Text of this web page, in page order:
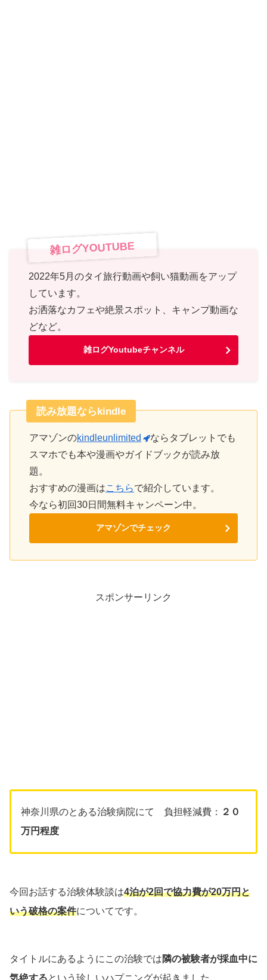
雑ログYOUTUBE
2022年5月のタイ旅行動画や飼い猫動画をアップ
しています。
お洒落なカフェや絶景スポット、キャンプ動画な
どなど。
雑ログYoutubeチャンネル
読み放題ならkindle
アマゾンのkindleunlimited
ならタブレットでも
スマホでも本や漫画やガイドブックが読み放
題。
おすすめの漫画はこちらで紹介しています。
今なら初回30日間無料キャンペーン中。
アマゾンでチェック
スポンサーリンク
神奈川県のとある治験病院にて 負担軽減費：
２０
万円程度
今回お話する治験体験談は4泊が2回で協力費が20万円と
いう破格の案件についてです。
タイトルにあるようにこの治験では隣の被験者が採血中に
気絶する という珍しいハプニングが起きました。